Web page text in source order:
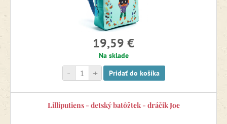
19,59 €
Na sklade
+
- Pridať do košíka
Lilliputiens - detský batôžtek - dráčik Joe